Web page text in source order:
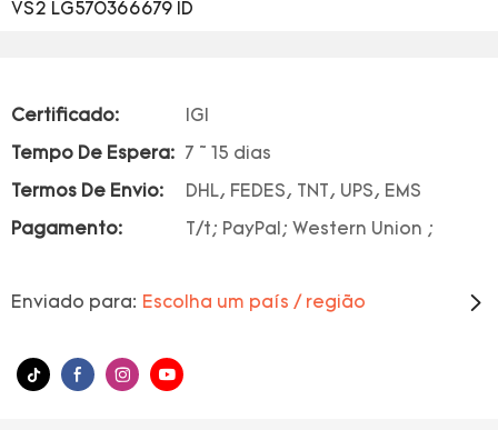
VS2 LG570366679 ID
Certificado: IGI
Tempo De Espera: 7 ~ 15 dias
Termos De Envio: DHL, FEDES, TNT, UPS, EMS
Pagamento: T/t; PayPal; Western Union ;
Enviado para: Escolha um país / região